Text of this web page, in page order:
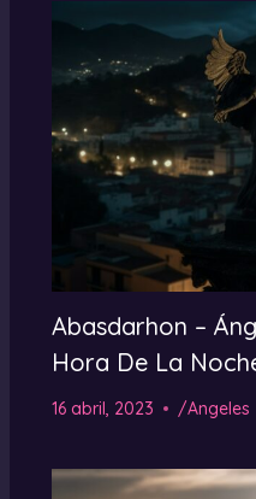
Abasdarhon –
Hora De La
16 abril, 2023 /Angeles